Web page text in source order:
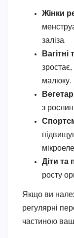
Жінки
заліза.
малюку.
з
Діти та
росту
Якщо ви
регулярні
частиною